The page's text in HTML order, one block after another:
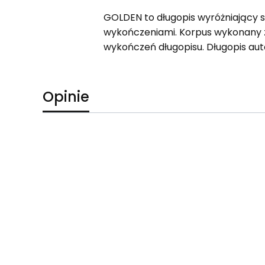
GOLDEN to długopis
wykończeniami. Korpus
wykończeń długopisu. Długopis
Opinie